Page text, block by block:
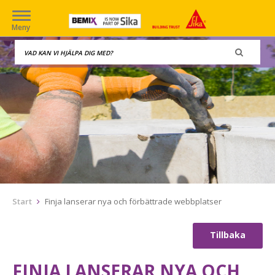
Meny
Start Finja lanserar nya och förbättrade webbplatser
Tillbaka